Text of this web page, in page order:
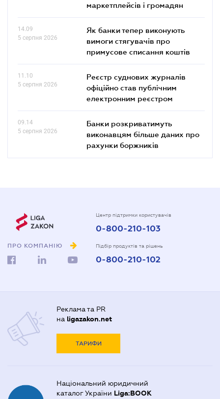
маркетплейсів і громадян
14.09
5 серпня 2026
Як банки тепер виконують
вимоги стягувачів про
примусове списання коштів
11.10
5 серпня 2026
Реєстр суднових журналів
офіційно став публічним
електронним реєстром
09.14
5 серпня 2026
Банки розкриватимуть
виконавцям більше даних про
рахунки боржників
ПРО КОМПАНІЮ
Центр підтримки користувачів
0-800-210-103
Підбір продуктів та рішень
0-800-210-102
Реклама та PR
на ligazakon.net
ТАРИФИ
Національний юридичний
каталог України Liga:BOOK